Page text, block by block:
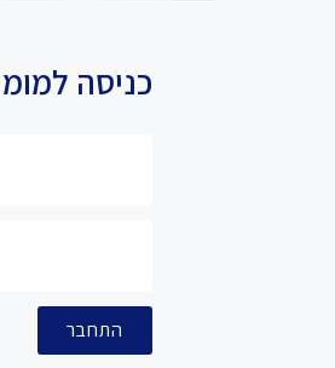
כניסה
התחבר